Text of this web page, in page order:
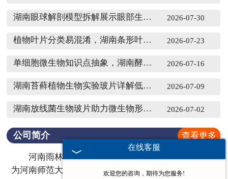
2026-07-30
湖南眼球解剖模型拆解展示眼部生理结构与成像原理
2026-07-23
植物叶片分类易混淆，湖南条形叶标本如何厘清形态差异
2026-07-16
单细胞微生物知识点抽象，湖南酵母菌生物切片如何辅助讲解
2026-07-09
湖南苔藓植物生物实验玻片详解低等植物结构特征
2026-07-02
湖南放线菌生物玻片助力微生物形态知识点******教学
公司简介 查看更多
河南雨林教育工程有限公司成立于1995 年（前身
为河南师范大学生物制片厂创建于1958年），主要生
在线客服
欢迎您的咨询，期待为您服务!